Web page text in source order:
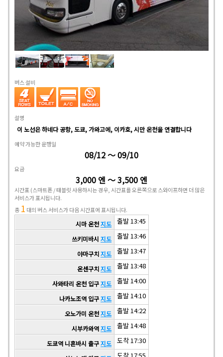
버스 설비
설명
이 노선은 하네다 공항, 도쿄, 가와고에, 이카호, 시만 온천을 연결합니다
예약 가능한 운행일
08/12 ～ 09/10
요금
3,000 엔 ～ 3,500 엔
시간표(스마트폰 / 태블릿 사용하시는 경우, 시간표를 오른쪽으로 스와이프하면 더 많은
서비스가 표시됩니다.
총 1 대의 버스 서비스가 다음 시간표에 표시됩니다.
시마 온천지도 출발 13:45
쓰키미바시 지도 출발 13:46
야마구치지도 출발 13:47
온센구치지도 출발 13:48
사와타리 온천 입구지도 출발 14:00
나카노조역 입구지도 출발 14:10
오노가미 온천지도 출발 14:22
시부카와역지도 출발 14:48
도쿄역 니혼바시 출구지도 도착 17:30